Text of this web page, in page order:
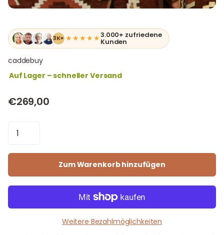
3K+ ★★★★★3.000+ zufriedene
Kunden
caddebuy
Auf Lager – schneller Versand
€269,00
Zum Warenkorb hinzufügen
Weitere Bezahlmöglichkeiten